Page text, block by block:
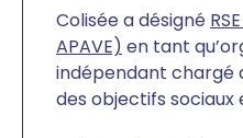
Colisée a désigné
APAVE) en tant
indépendant chargé
des objectifs